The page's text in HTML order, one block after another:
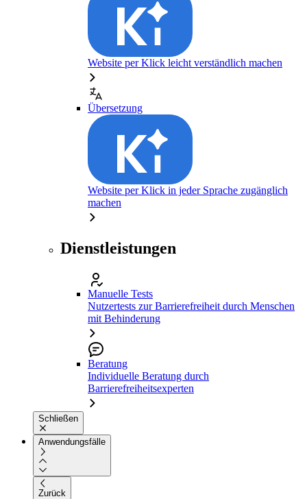
Website per Klick leicht verständlich machen
Übersetzung
Website per Klick in jeder Sprache zugänglich
machen
Dienstleistungen
Manuelle Tests
Nutzertests zur Barrierefreiheit durch Menschen
mit Behinderung
Beratung
Individuelle Beratung durch
Barrierefreiheitsexperten
Schließen
Anwendungsfälle
Zurück